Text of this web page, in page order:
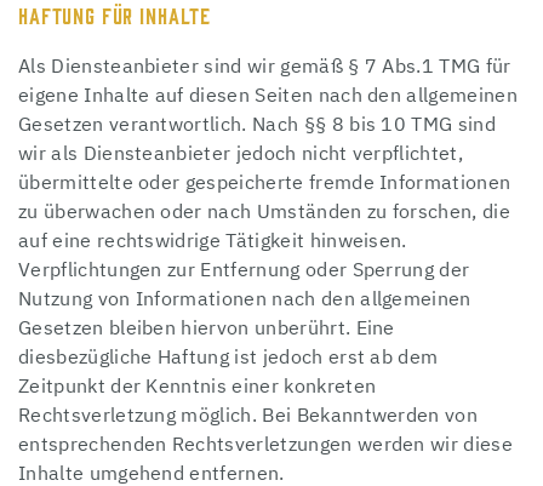
HAFTUNG FÜR INHALTE
Als Diensteanbieter sind wir gemäß § 7 Abs.1 TMG für
eigene Inhalte auf diesen Seiten nach den allgemeinen
Gesetzen verantwortlich. Nach §§ 8 bis 10 TMG sind
wir als Diensteanbieter jedoch nicht verpflichtet,
übermittelte oder gespeicherte fremde Informationen
zu überwachen oder nach Umständen zu forschen, die
auf eine rechtswidrige Tätigkeit hinweisen.
Verpflichtungen zur Entfernung oder Sperrung der
Nutzung von Informationen nach den allgemeinen
Gesetzen bleiben hiervon unberührt. Eine
diesbezügliche Haftung ist jedoch erst ab dem
Zeitpunkt der Kenntnis einer konkreten
Rechtsverletzung möglich. Bei Bekanntwerden von
entsprechenden Rechtsverletzungen werden wir diese
Inhalte umgehend entfernen.